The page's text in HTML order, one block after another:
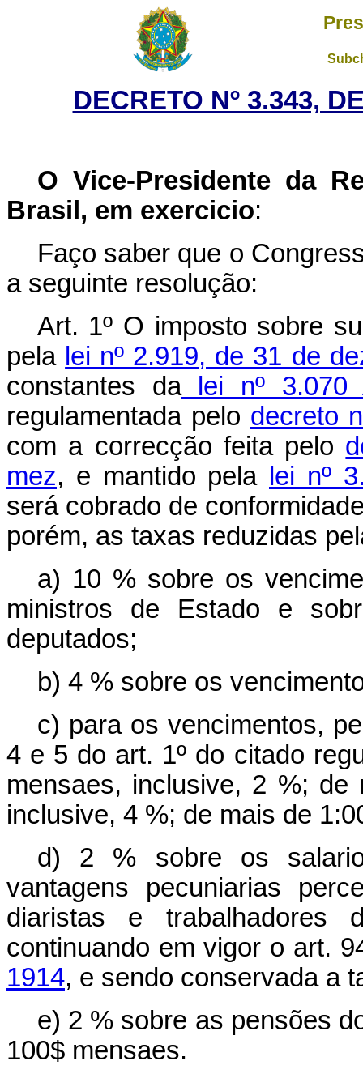
DECRETO Nº 3.343,
O Vice-Presidente da
Brasil, em exercicio:
Faço saber que o
a seguinte resolução:
Art. 1º O imposto sobre
pela lei nº 2.919, de 31 de
constantes dalei nº 3.070
regulamentada pelo decreto
com a correcção feita pelo
mez, e mantido pela
lei nº
será cobrado de
porém, as taxas reduzidas
a) 10 % sobre os
ministros de Estado e
deputados;
b) 4 % sobre os
c) para os vencimentos,
4 e 5 do art. 1º do citado
mensaes, inclusive, 2 %;
inclusive, 4 %; de mais de
d) 2 % sobre os
vantagens pecuniarias
diaristas e trabalhadores
continuando em vigor o art.
1914, e sendo conservada a
e) 2 % sobre as pensões
100$ mensaes.